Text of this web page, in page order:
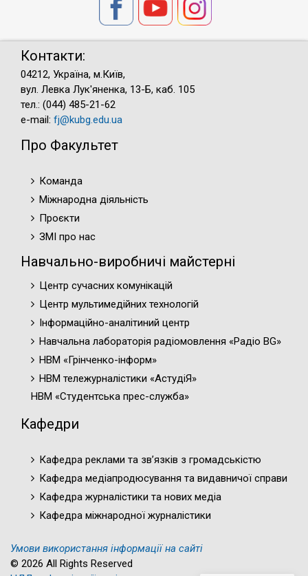
Контакти:
04212, Україна, м.Київ,
вул. Левка Лук'яненка, 13-Б, каб. 105
тел.: (044) 485-21-62
e-mail: fj@kubg.edu.ua
Про Факультет
Команда
Міжнародна діяльність
Проєкти
ЗМІ про нас
Навчально-виробничі майстерні
Центр сучасних комунікацій
Центр мультимедійних технологій
Інформаційно-аналітиний центр
Навчальна лабораторія радіомовлення «Радіо BG»
НВМ «Грінченко-інформ»
НВМ тележурналістики «АстудіЯ»
НВМ «Студентська прес-служба»
Кафедри
Кафедра реклами та зв’язків з громадськістю
Кафедра медіапродюсування та видавничої справи
Кафедра журналістики та нових медіа
Кафедра міжнародної журналістики
Умови використання інформації на сайті
© 2026 All Rights Reserved